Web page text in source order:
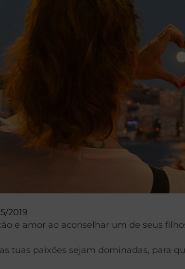
2019
e amor ao aconselhar um de seus
tuas paixões sejam dominadas, para